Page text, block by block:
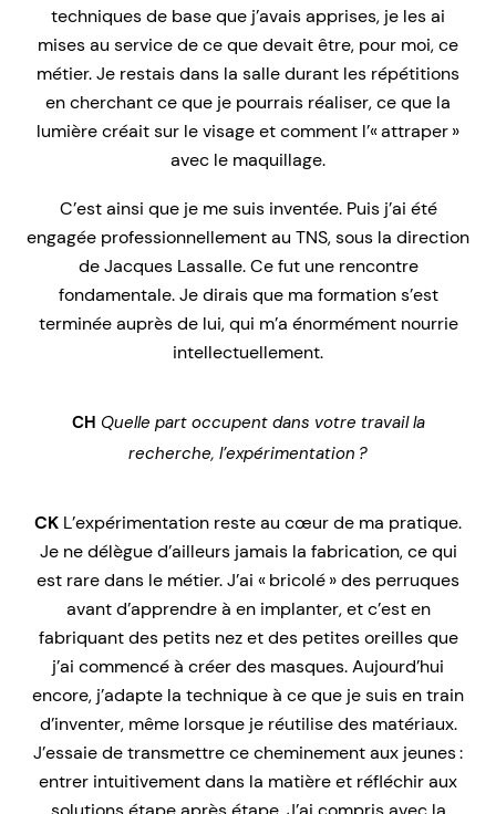
techniques de base que j’avais apprises, je les ai
mises au service de ce que devait être, pour moi, ce
métier. Je restais dans la salle durant les répétitions
en cherchant ce que je pourrais réaliser, ce que la
lumière créait sur le visage et comment l’« attraper »
avec le maquillage.
C’est ainsi que je me suis inventée. Puis j’ai été
engagée professionnellement au TNS, sous la direction
de Jacques Lassalle. Ce fut une rencontre
fondamentale. Je dirais que ma formation s’est
terminée auprès de lui, qui m’a énormément nourrie
intellectuellement.
CH Quelle part occupent dans votre travail la
recherche, l’expérimentation ?
CK L’expérimentation reste au cœur de ma pratique.
Je ne délègue d’ailleurs jamais la fabrication, ce qui
est rare dans le métier. J’ai « bricolé » des perruques
avant d’apprendre à en implanter, et c’est en
fabriquant des petits nez et des petites oreilles que
j’ai commencé à créer des masques. Aujourd’hui
encore, j’adapte la technique à ce que je suis en train
d’inventer, même lorsque je réutilise des matériaux.
J’essaie de transmettre ce cheminement aux jeunes :
entrer intuitivement dans la matière et réfléchir aux